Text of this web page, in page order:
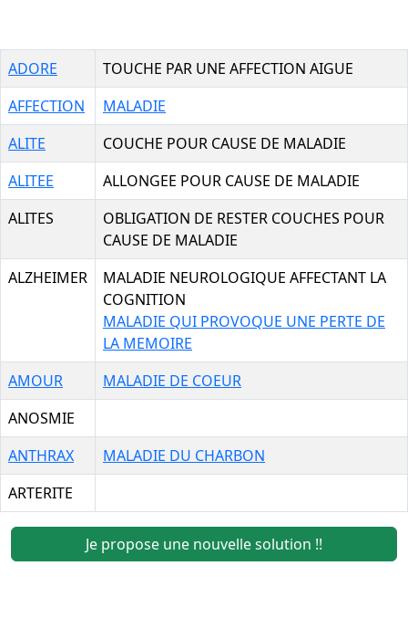
ADORE
TOUCHE PAR UNE AFFECTION AIGUE
AFFECTION
MALADIE
ALITE
COUCHE POUR CAUSE DE MALADIE
ALITEE
ALLONGEE POUR CAUSE DE MALADIE
ALITES
OBLIGATION DE RESTER COUCHES POUR
CAUSE DE MALADIE
ALZHEIMER
MALADIE NEUROLOGIQUE AFFECTANT LA
COGNITION
MALADIE QUI PROVOQUE UNE PERTE DE
LA MEMOIRE
AMOUR
MALADIE DE COEUR
ANOSMIE
ANTHRAX
MALADIE DU CHARBON
ARTERITE
Je propose une nouvelle solution !!